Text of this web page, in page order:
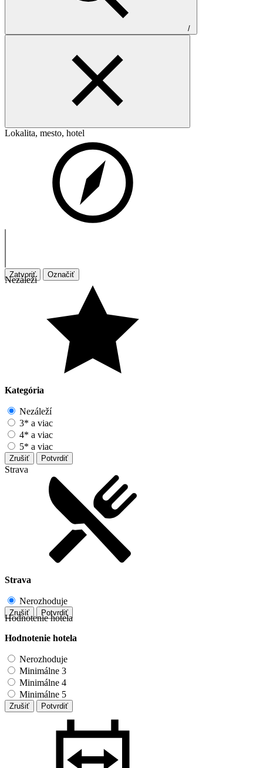
/
Lokalita, mesto, hotel
Zatvoriť Označiť
Nezáleží
Kategória
Nezáleží
3* a viac
4* a viac
5* a viac
Zrušiť Potvrdiť
Strava
Strava
Nerozhoduje
Zrušiť Potvrdiť
Hodnotenie hotela
Hodnotenie hotela
Nerozhoduje
Minimálne 3
Minimálne 4
Minimálne 5
Zrušiť Potvrdiť